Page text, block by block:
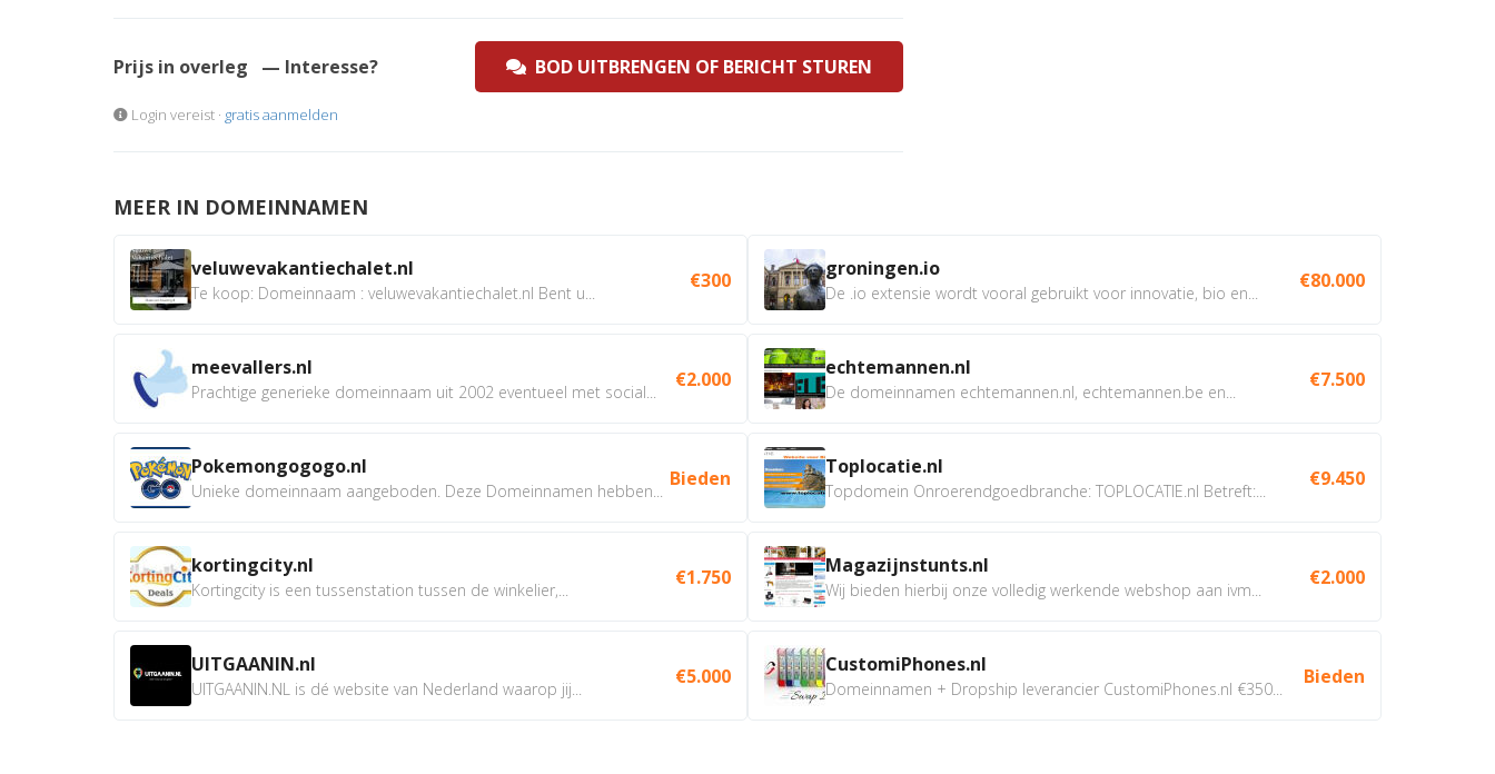
Prijs in overleg — Interesse? BOD UITBRENGEN OF BERICHT STUREN
Login vereist · gratis aanmelden
MEER IN DOMEINNAMEN
veluwevakantiechalet.nl
Te koop: Domeinnaam : veluwevakantiechalet.nl Bent u...
€300
meevallers.nl
Prachtige generieke domeinnaam uit 2002 eventueel met social...
€2.000
Pokemongogogo.nl
Unieke domeinnaam aangeboden. Deze Domeinnamen hebben...
Bieden
kortingcity.nl
Kortingcity is een tussenstation tussen de winkelier,...
€1.750
UITGAANIN.nl
UITGAANIN.NL is dé website van Nederland waarop jij...
€5.000
groningen.io
De .io extensie wordt vooral gebruikt voor innovatie, bio en...
€80.000
echtemannen.nl
De domeinnamen echtemannen.nl, echtemannen.be en...
€7.500
Toplocatie.nl
Topdomein Onroerendgoedbranche: TOPLOCATIE.nl Betreft:...
€9.450
Magazijnstunts.nl
Wij bieden hierbij onze volledig werkende webshop aan ivm...
€2.000
CustomiPhones.nl
Domeinnamen + Dropship leverancier CustomiPhones.nl €350...
Bieden